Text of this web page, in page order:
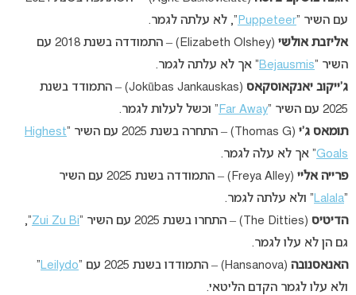
עם השיר “Puppeteer “, לא עלתה לגמר.
אליזבת אולשי
(Elizabeth Olshey) – התמודדה בשנת 2018 עם
השיר “Bejausmis” אך לא עלתה לגמר.
ג’ייקוב יאנקאוסקאס
(Jokūbas Jankauskas) – התמודד בשנת
2025 עם השיר “
Far Away ” וכשל לעלות לגמר.
תומאס ג’י (Thomas G) – התחרה בשנת 2025 עם השיר “
Highest
Goals” אך לא עלה לגמר.
פרייה אליי
(Freya Alley) – התמודדה בשנת 2025 עם השיר
“
Lalala” ולא עלתה לגמר.
הדיטיס (The Ditties) – התחרו בשנת 2025 עם השיר “ Zui Zu Bi
“,
גם הן לא עלו לגמר.
האנאסנובה (Hansanova) – התמודדו בשנת 2025 עם “ Leilydo
”
ולא עלו לגמר הקדם הליטאי.